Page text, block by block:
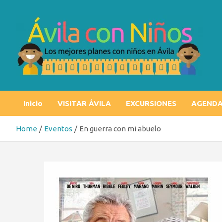
Inicio VISITAR ÁVILA EXCURSIONES AGENDA
Home Eventos En guerra con mi abuelo